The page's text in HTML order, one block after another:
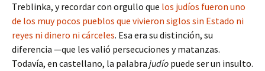
Treblinka, y recordar con orgullo que los judíos fueron uno
de los muy pocos pueblos que vivieron siglos sin Estado ni
reyes ni dinero ni cárceles. Esa era su distinción, su
diferencia —que les valió persecuciones y matanzas.
Todavía, en castellano, la palabra judío puede ser un insulto.